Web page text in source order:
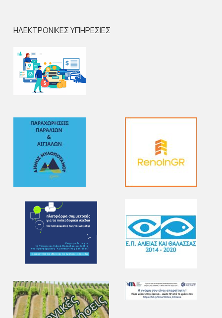
ΗΛΕΚΤΡΟΝΙΚΕΣ ΥΠΗΡΕΣΙΕΣ